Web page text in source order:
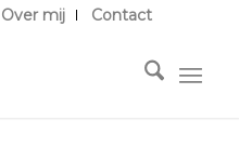
Over mij Contact